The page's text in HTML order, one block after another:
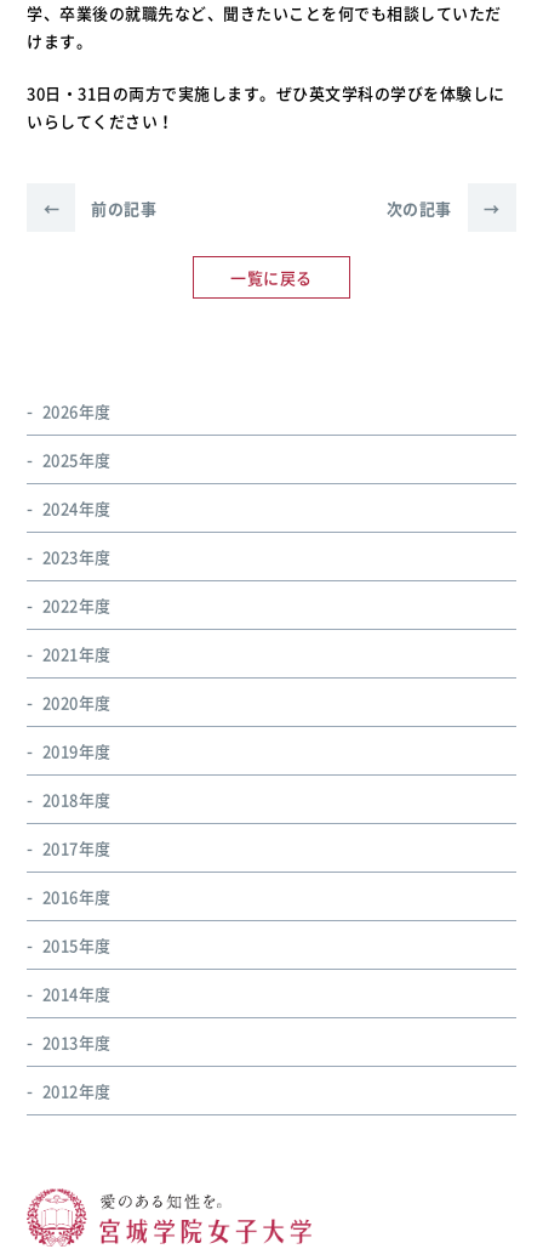
学、卒業後の就職先など、聞きたいことを何でも相談していただ
けます。
30日・31日の両方で実施します。ぜひ英文学科の学びを体験しに
いらしてください！
← 前の記事
一覧に戻る
次の記事 →
2026年度
2025年度
2024年度
2023年度
2022年度
2021年度
2020年度
2019年度
2018年度
2017年度
2016年度
2015年度
2014年度
2013年度
2012年度